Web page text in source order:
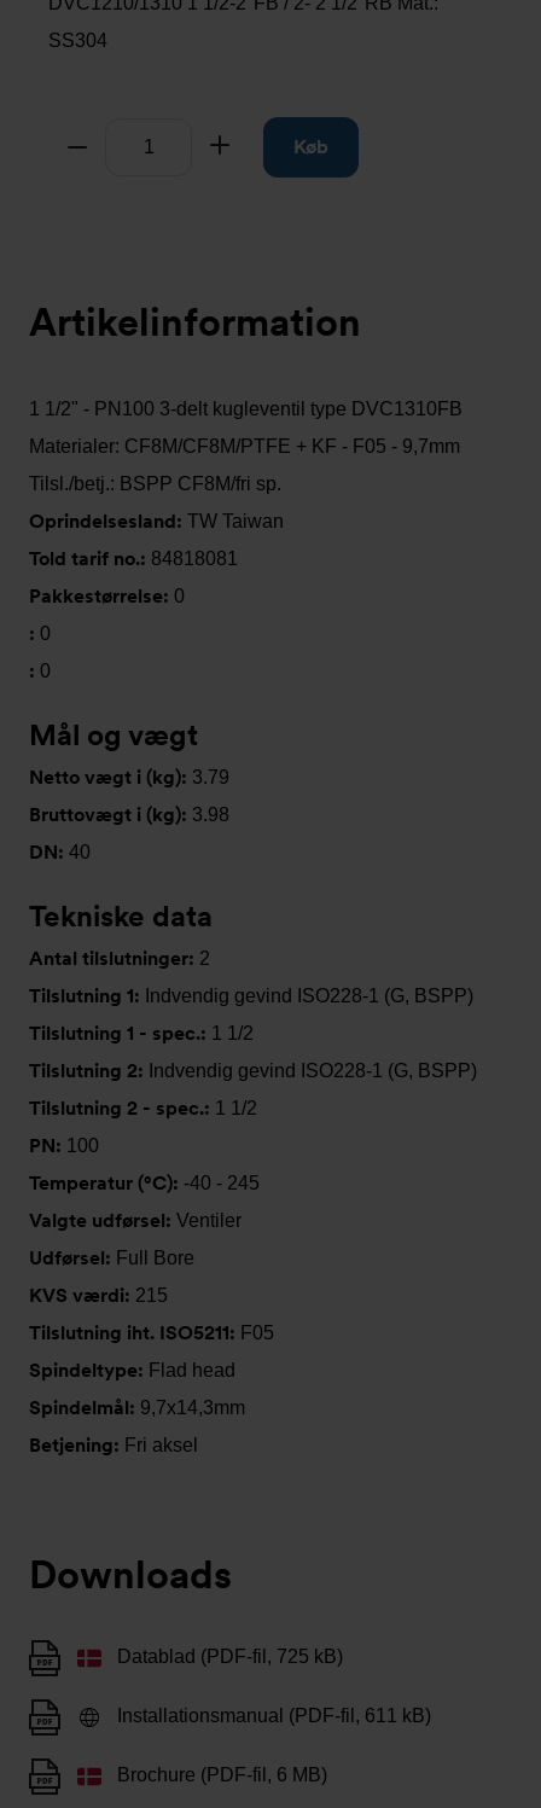
SS304
Tag fra Køb
Artikelinformation
1 1/2" - PN100 3-delt kugleventil type DVC1310FB
Materialer: CF8M/CF8M/PTFE + KF - F05 - 9,7mm
Tilsl./betj.: BSPP CF8M/fri sp.
Oprindelsesland: TW Taiwan
Told tarif no.: 84818081
Pakkestørrelse: 0
: 0
: 0
Mål og vægt
Netto vægt i (kg): 3.79
Bruttovægt i (kg): 3.98
DN: 40
Tekniske data
Antal tilslutninger: 2
Tilslutning 1: Indvendig gevind ISO228-1 (G, BSPP)
Tilslutning 1 - spec.: 1 1/2
Tilslutning 2: Indvendig gevind ISO228-1 (G, BSPP)
Tilslutning 2 - spec.: 1 1/2
PN: 100
Temperatur (°C): -40 - 245
Valgte udførsel: Ventiler
Udførsel: Full Bore
KVS værdi: 215
Tilslutning iht. ISO5211: F05
Spindeltype: Flad head
Spindelmål: 9,7x14,3mm
Betjening: Fri aksel
Downloads
Datablad (PDF-fil, 725 kB)
Installationsmanual (PDF-fil, 611 kB)
Brochure (PDF-fil, 6 MB)